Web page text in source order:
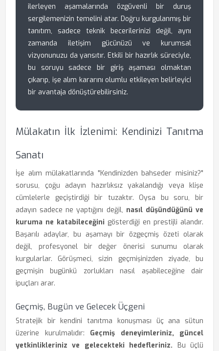
ilerleyen aşamalarında özgüvenli bir duruş
sergilemenizin temelini atar. Doğru kurgulanmış bir
tanıtım, sadece teknik becerilerinizi değil, aynı
zamanda iletişim gücünüzü ve kurumsal
vizyonunuzu da yansıtır. Etkili bir hazırlık süreciyle,
bu soruyu sadece bir giriş aşaması olmaktan
çıkarıp, işe alım kararını olumlu etkileyen belirleyici
bir avantaja dönüştürebilirsiniz.
Mülakatın İlk İzlenimi: Kendinizi Tanıtma
Sanatı
İşe alım mülakatlarında "Kendinizden bahseder misiniz?"
sorusu, çoğu adayın hazırlıksız yakalandığı veya klişe
cümlelerle geçiştirdiği bir tuzaktır. Oysa bu soru, bir
adayın sadece ne yaptığını değil, nasıl düşündüğünü ve
kuruma ne katabileceğini gösterdiği en prestijli alandır.
Başarılı adaylar, bu aşamayı bir özgeçmiş özeti olarak
değil, profesyonel bir değer önerisi sunumu olarak
kurgularlar. Görüşmeci, sizin geçmişinizden ziyade, bu
geçmişin bugünkü zorlukları nasıl aşabileceğine dair
ipuçları arar.
Geçmiş, Bugün ve Gelecek Üçgeni
Stratejik bir kendini tanıtma konuşması üç ana sütun
üzerine kurulmalıdır: Geçmiş deneyimleriniz, güncel
yetkinlikleriniz ve gelecekteki hedefleriniz. Bu üçlü